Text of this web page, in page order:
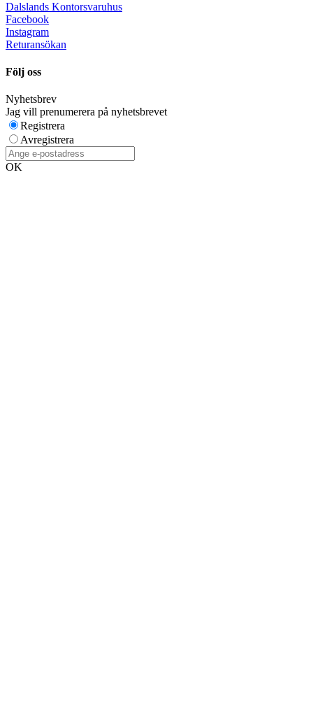
Dalslands Kontorsvaruhus
Facebook
Instagram
Returansökan
Följ oss
Nyhetsbrev
Jag vill prenumerera på nyhetsbrevet
Registrera
Avregistrera
OK